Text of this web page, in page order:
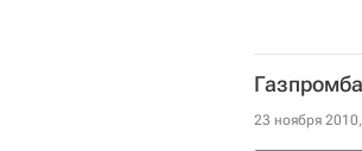
23 ноября